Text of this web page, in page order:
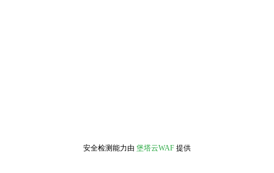
安全检测能力由 堡塔云WAF 提供